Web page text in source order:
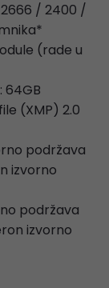
/ 2400 /
(rade u
64GB
(XMP) 2.0
podržava
izvorno
podržava
izvorno